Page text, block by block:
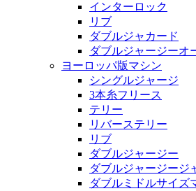
インターロック
リブ
ダブルジャカード
ダブルジャージーオ
ヨーロッパ版マシン
シングルジャージ
3本糸フリース
テリー
リバーステリー
リブ
ダブルジャージー
ダブルジャージージ
ダブルミドルサイズ